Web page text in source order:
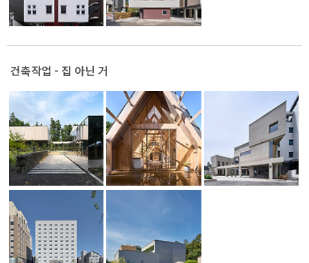
건축작업 - 집 아닌 거